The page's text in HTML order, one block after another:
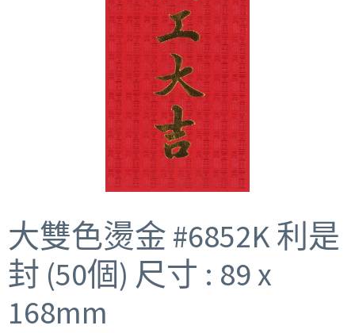
大雙色燙金 #6852K 利是
封 (50個) 尺寸 : 89 x
168mm